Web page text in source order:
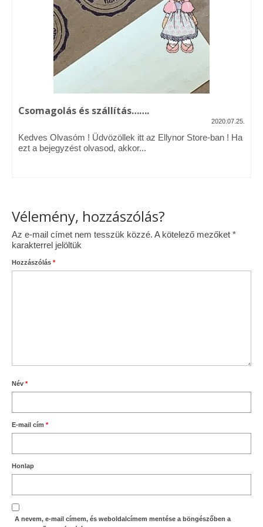
Vásárok, ahol velem is találkozhattál…
Alapanyagok, kellékek
A termékek tisztítása
Ellynor története
Adatkezelési tájékoztató
Általános Szerződési Feltételek
Csomagolás és szállítás…….
2020.07.25.
Kedves Olvasóm ! Üdvözöllek itt az Ellynor Store-ban ! Ha
ezt a bejegyzést olvasod, akkor...
Vélemény, hozzászólás?
Az e-mail címet nem tesszük közzé. A kötelező mezőket *
karakterrel jelöltük
Hozzászólás *
Név *
E-mail cím *
Honlap
A nevem, e-mail címem, és weboldalcímem mentése a böngészőben a